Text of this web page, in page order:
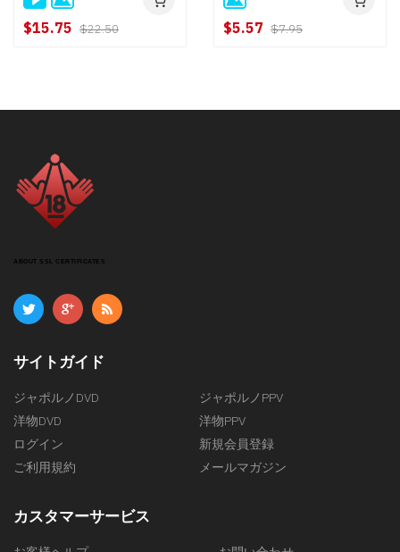
$15.75 $22.50 $5.57 $7.95
ABOUT SSL CERTIFICATES
サイトガイド
ジャポルノDVD
ジャポルノPPV
洋物DVD
洋物PPV
ログイン
新規会員登録
ご利用規約
メールマガジン
カスタマーサービス